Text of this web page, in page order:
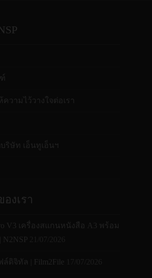
วามไว้วางใจต่อเรา
บริษัท เอ็นทูเอ็นฯ
งเรา
V3 เครื่องสแกนหนังสือ A3 พร้อม
ดิจิทัล | Film2File